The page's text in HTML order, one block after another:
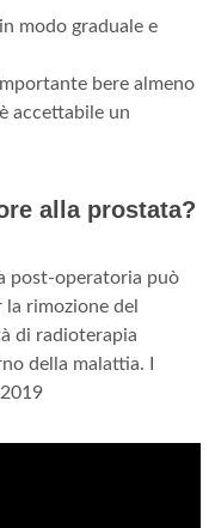
modo graduale e
bere almeno
accettabile un
alla prostata?
post-operatoria può
rimozione del
di radioterapia
della malattia. I